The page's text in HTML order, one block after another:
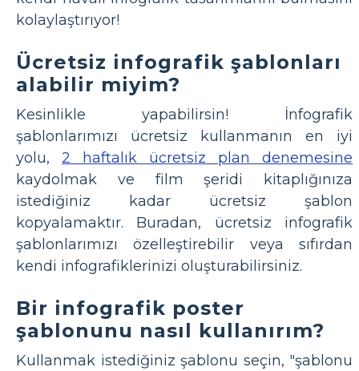
kolaylaştırıyor!
Ücretsiz infografik şablonları
alabilir miyim?
Kesinlikle yapabilirsin! İnfografik
şablonlarımızı ücretsiz kullanmanın en iyi
yolu, 2 haftalık ücretsiz plan denemesine
kaydolmak ve film şeridi kitaplığınıza
istediğiniz kadar ücretsiz şablon
kopyalamaktır. Buradan, ücretsiz infografik
şablonlarımızı özelleştirebilir veya sıfırdan
kendi infografiklerinizi oluşturabilirsiniz.
Bir infografik poster
şablonunu nasıl kullanırım?
Kullanmak istediğiniz şablonu seçin, "şablonu